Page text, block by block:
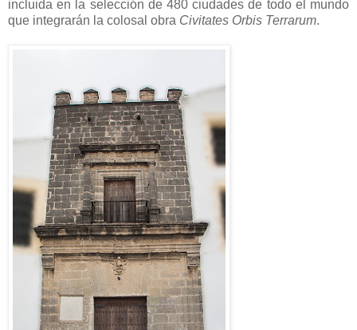
incluida en la selección de 480 ciudades de todo el mundo
que integrarán la colosal obra Civitates Orbis Terrarum.